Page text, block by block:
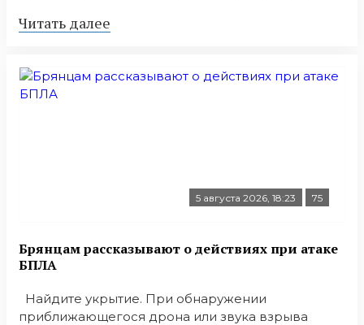
Читать далее
5 августа 2026, 18:23 75
Брянцам рассказывают о действиях при атаке
БПЛА
Найдите укрытие. При обнаружении
приближающегося дрона или звука взрыва